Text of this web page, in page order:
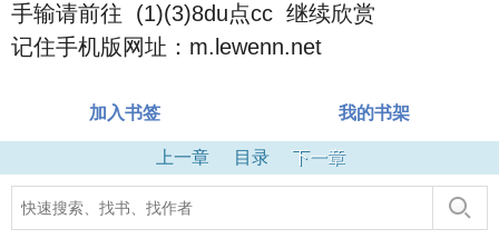
手输请前往 (1)(3)8du点cc 继续欣赏
记住手机版网址：m.lewenn.net
加入书签 我的书架
上一章 目录 下一章